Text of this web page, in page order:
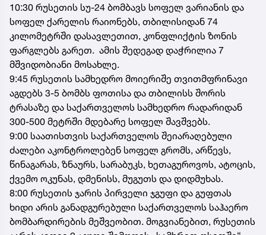
10:30 რუსეთის სუ-24 ბომბავს სოფელ ვარიანის და
სოფელ ქარელის რაიონებს, თბილისიდან 74
კილომეტრში დასავლეთით, კონფლიქტის ზონის
ფარგლებს გარეთ. ამის შედეგად დაჭრილია 7
მშვიდობიანი მოსახლე.
9:45 რუსეთის სამხედრო მოიერიშე თვითმფრინავი
აგდებს 3-5 ბომბს ფოთისა და თბილისს შორის
ტრასაზე და საქართველოს სამხედრო რადარიდან
300-500 მეტრში მდებარე სოფელ შავშვებს.
9:00 საათისთვის საქართველოს შეიარაღებული
ძალები აკონტროლებენ სოფელ გრომს, არწევს,
წინაგარას, ზნაურს, სარაბუკს, ხეთაგუროვოს, ატოცის,
ქვემო ოკუნას, დმენისს, მუგუთს და დიდმუხას.
8:00 რუსეთის ჯარის პირველი ჯგუფი და გუფთას
ხიდი არის განადგურებული საქართველოს საჰაერო
ბომბარდირების მეშვეობით. მოგვიანებით, რუსეთის